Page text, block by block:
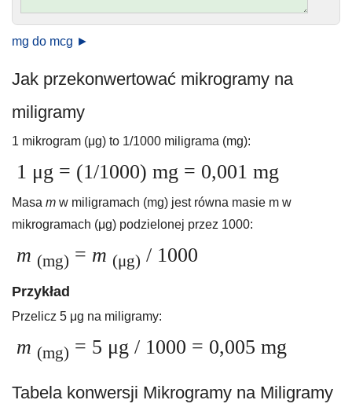
mg do mcg ►
Jak przekonwertować mikrogramy na
miligramy
1 mikrogram (μg) to 1/1000 miligrama (mg):
1 μg = (1/1000) mg = 0,001 mg
Masa m w miligramach (mg) jest równa masie m w
mikrogramach (μg) podzielonej przez 1000:
m (mg) = m (μg) / 1000
Przykład
Przelicz 5 μg na miligramy:
m (mg) = 5 μg / 1000 = 0,005 mg
Tabela konwersji Mikrogramy na Miligramy